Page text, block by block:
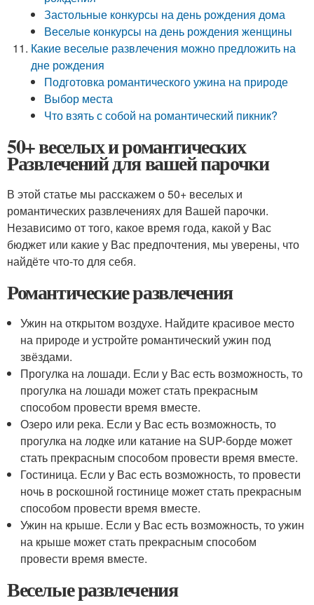
Застольные конкурсы на день рождения дома
Веселые конкурсы на день рождения женщины
Какие веселые развлечения можно предложить на
дне рождения
Подготовка романтического ужина на природе
Выбор места
Что взять с собой на романтический пикник?
50+ веселых и романтических
Развлечений для вашей парочки
В этой статье мы расскажем о 50+ веселых и
романтических развлечениях для Вашей парочки.
Независимо от того, какое время года, какой у Вас
бюджет или какие у Вас предпочтения, мы уверены, что
найдёте что-то для себя.
Романтические развлечения
Ужин на открытом воздухе. Найдите красивое место
на природе и устройте романтический ужин под
звёздами.
Прогулка на лошади. Если у Вас есть возможность, то
прогулка на лошади может стать прекрасным
способом провести время вместе.
Озеро или река. Если у Вас есть возможность, то
прогулка на лодке или катание на SUP-борде может
стать прекрасным способом провести время вместе.
Гостиница. Если у Вас есть возможность, то провести
ночь в роскошной гостинице может стать прекрасным
способом провести время вместе.
Ужин на крыше. Если у Вас есть возможность, то ужин
на крыше может стать прекрасным способом
провести время вместе.
Веселые развлечения